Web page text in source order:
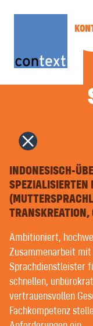
FILM & TV |
CORPORATE
COPYWRITING |
PR &
NAMENSFINDUNG |
GRAFIKDESIGN |
SPRACHAUFNAHMEN
SPRACHTRAINING |
LEICHTE SPRACHE
MASCHINELLE
POST-EDITING
LEKTORAT UND
WILLKOMMEN
IMPRESSUM
DATENSCHUTZ
GENDER-
HINWEIS
INDONESISCH-
SPEZIALISIERTEN
TRANSKREATION,
Ambitioniert,
Zusammenarbeit mit
Sprachdienstleister
schnellen,
vertrauensvollen
Fachkompetenz